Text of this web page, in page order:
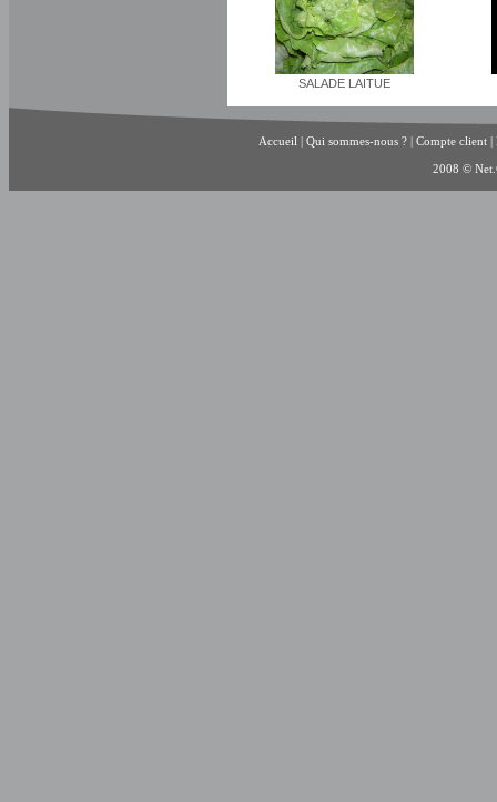
SALADE LAITUE
Accueil Qui sommes-nous ?| Compte client
2008 ©